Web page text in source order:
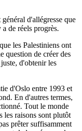
d'allégresse que
de réels progrès.
les Palestiniens ont
question de créer des
d'obtenir les
d'Oslo entre 1993 et
En d'autres termes,
Tout le monde
les raisons sont plutôt
prêter suffisamment